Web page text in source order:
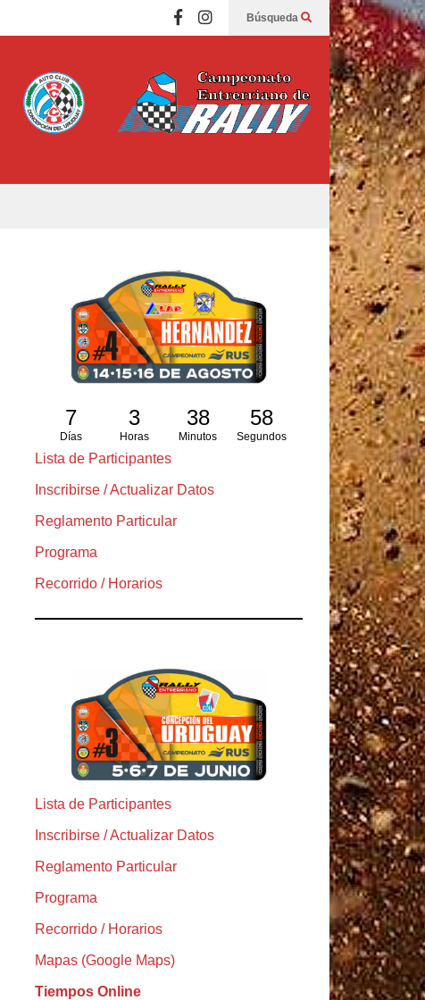
Búsqueda
7
Días
3
Horas
38
Minutos
57
Segundos
Lista de Participantes
Inscribirse / Actualizar Datos
Reglamento Particular
Programa
Recorrido / Horarios
Lista de Participantes
Inscribirse / Actualizar Datos
Reglamento Particular
Programa
Recorrido / Horarios
Mapas (Google Maps)
Tiempos Online